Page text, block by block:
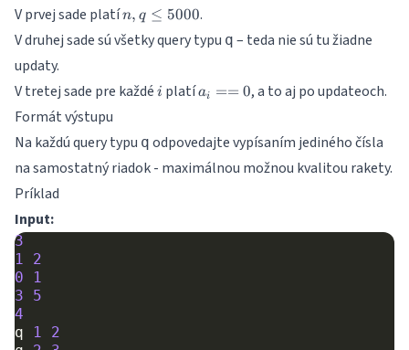
V prvej sade platín, q
\leq
5000
n, q ≤ 5000.
V druhej sade sú všetky query typu q – teda nie sú tu žiadne
updaty.
V tretej sade pre každé i
i platía_i
ai == 0, a to aj po updateoch.
Formát výstupu
Na každú query typu q odpovedajte vypísaním jediného čísla
na samostatný riadok - maximálnou možnou kvalitou rakety.
Príklad
Input:
3
1
2
0
1
3
5
4
q
1
2